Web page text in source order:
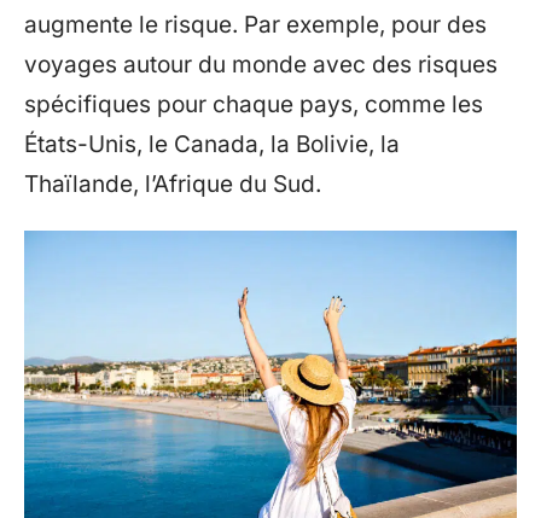
augmente le risque. Par exemple, pour des
voyages autour du monde avec des risques
spécifiques pour chaque pays, comme les
États-Unis, le Canada, la Bolivie, la
Thaïlande, l’Afrique du Sud.